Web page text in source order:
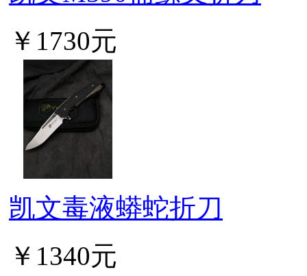
￥1730元
凯文毒液蟒蛇折刀
￥1340元